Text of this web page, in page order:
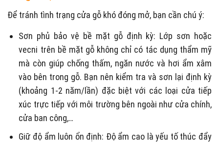
Để tránh tình trạng cửa gỗ khó đóng mở, bạn cần chú ý:
Sơn phủ bảo vệ bề mặt gỗ định kỳ: Lớp sơn hoặc
vecni trên bề mặt gỗ không chỉ có tác dụng thẩm mỹ
mà còn giúp chống thấm, ngăn nước và hơi ẩm xâm
vào bên trong gỗ. Bạn nên kiểm tra và sơn lại định kỳ
(khoảng 1-2 năm/lần) đặc biệt với các loại cửa tiếp
xúc trực tiếp với môi trường bên ngoài như cửa chính,
cửa ban công,…
Giữ độ ẩm luôn ổn định: Độ ẩm cao là yếu tố thúc đẩy